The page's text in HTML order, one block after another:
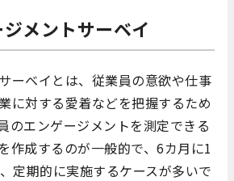
メントサーベイ
ーベイとは、従業員の意欲や仕事
に対する愛着などを把握するため
のエンゲージメントを測定できる
作成するのが一般的で、6カ月に1
定期的に実施するケースが多いで